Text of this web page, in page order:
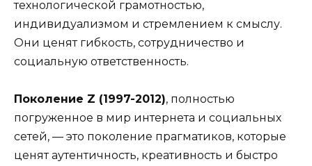
технологической грамотностью,
индивидуализмом и стремлением к смыслу.
Они ценят гибкость, сотрудничество и
социальную ответственность.
Поколение Z (1997-2012), полностью
погруженное в мир интернета и социальных
сетей, — это поколение прагматиков, которые
ценят аутентичность, креативность и быстро